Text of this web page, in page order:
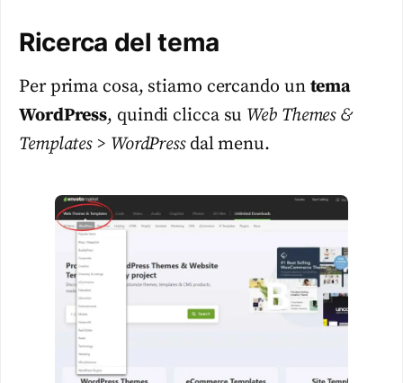
Ricerca del tema
Per prima cosa, stiamo cercando un tema
WordPress, quindi clicca su Web Themes &
Templates > WordPressdal menu.